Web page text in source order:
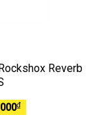
Reverb
₫